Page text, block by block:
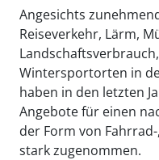
Angesichts
Reiseverkehr, Lärm,
Wintersportorten in
haben in den letzten
Angebote für einen
der Form von
stark zugenommen.